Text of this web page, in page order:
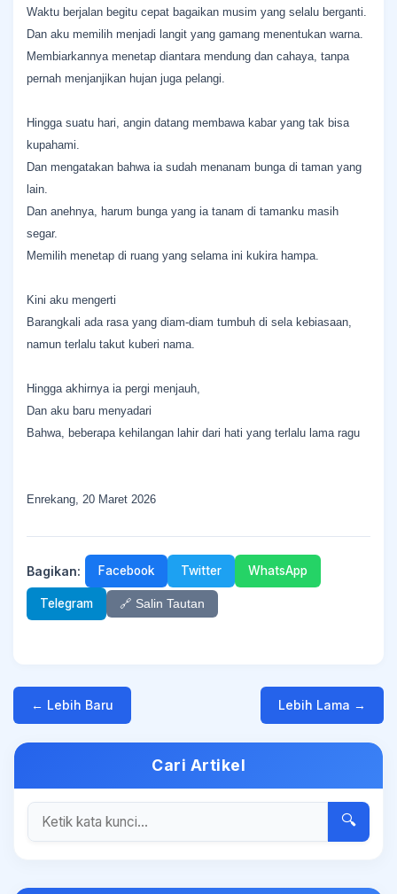
Waktu berjalan begitu cepat bagaikan musim yang selalu berganti.
Dan aku memilih menjadi langit yang gamang menentukan warna.
Membiarkannya menetap diantara mendung dan cahaya, tanpa
pernah menjanjikan hujan juga pelangi.
Hingga suatu hari, angin datang membawa kabar yang tak bisa
kupahami.
Dan mengatakan bahwa ia sudah menanam bunga di taman yang
lain.
Dan anehnya, harum bunga yang ia tanam di tamanku masih
segar.
Memilih menetap di ruang yang selama ini kukira hampa.
Kini aku mengerti
Barangkali ada rasa yang diam-diam tumbuh di sela kebiasaan,
namun terlalu takut kuberi nama.
Hingga akhirnya ia pergi menjauh,
Dan aku baru menyadari
Bahwa, beberapa kehilangan lahir dari hati yang terlalu lama ragu
Enrekang, 20 Maret 2026
Bagikan: Facebook Twitter WhatsApp
Telegram 🔗 Salin Tautan
← Lebih Baru Lebih Lama →
Cari Artikel
🔍